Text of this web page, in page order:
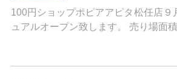
100円ショップポピアアピタ松任店９
ュアルオープン致します。 売り場面